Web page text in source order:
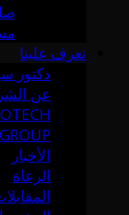
تعرف علينا
دكتور
عن
الأخبار
الرعاة